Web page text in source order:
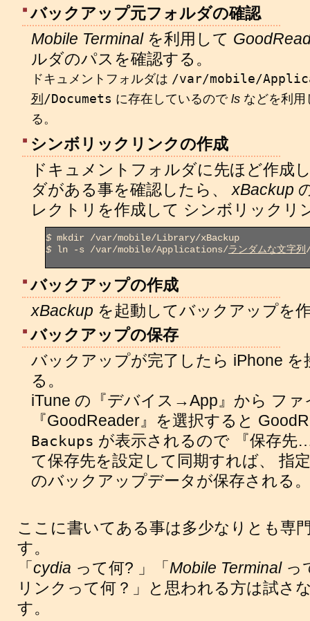
バックアップ元フォルダの確認
Mobile Terminalを利用して
ルダのパスを確認する。
ドキュメントフォルダは /var/mobile/
列 /Documets に存在しているので lsなどを利用
る。
シンボリックリンクの作成
ドキュメントフォルダに先ほど作成
ダがある事を確認したら、 xBackup
レクトリを作成して シンボリックリ
$
$ ln -s /var/mobile/Applications/ランダムな文字列
バックアップの作成
xBackup を起動してバックアップを
バックアップの保存
バックアップが完了したら iPhone を
る。
iTune の『デバイス→App』から ファ
『GoodReader』を選択すると
Backups が表示されるので 『保存
て保存先を設定して同期すれば、 指
のバックアップデータが保存される。
ここに書いてある事は多少なりとも専
す。
「cydia って何? 」「Mobile Terminalっ
リンクって何？」と思われる方は試さ
す。